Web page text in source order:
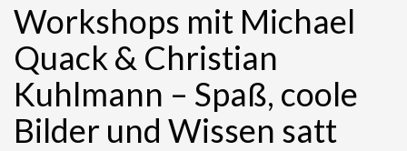
Workshops mit Michael
Quack & Christian
Kuhlmann – Spaß, coole
Bilder und Wissen satt